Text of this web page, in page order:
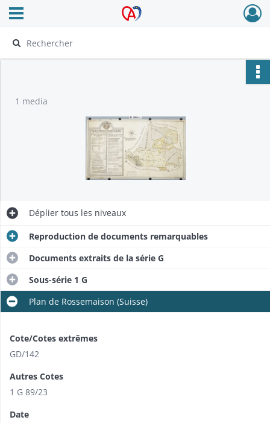
Archives Alsace - Colmar
Ouvrir le menu déroulant
1 media
Déplier tous les niveaux
Reproduction de documents remarquables
Documents extraits de la série G
Sous-série 1 G
Plan de Rossemaison (Suisse)
Cote/Cotes extrêmes
GD/142
Autres Cotes
1 G 89/23
Date